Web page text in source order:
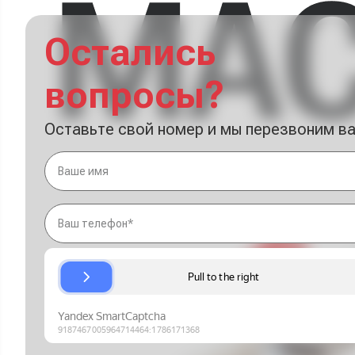
Остались
вопросы?
Оставьте свой номер и мы перезвоним